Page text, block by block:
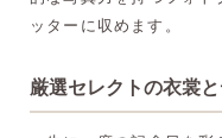
ッターに収めます。
厳選セレクトの衣裳